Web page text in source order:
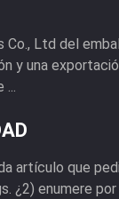
Ltd del
y una
...
artículo que
¿2) enumere